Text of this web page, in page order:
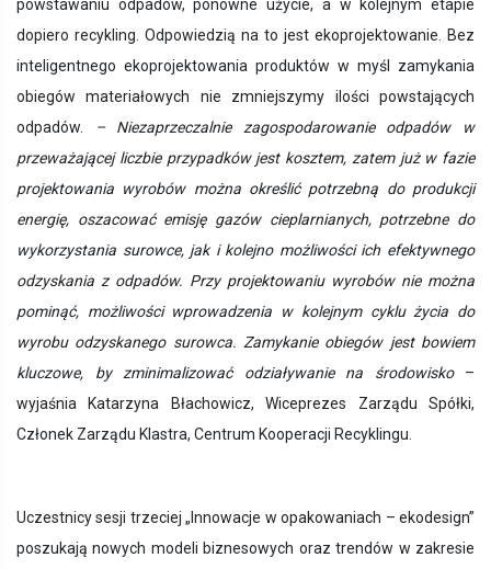
powstawaniu odpadów, ponowne użycie, a w kolejnym etapie
dopiero recykling. Odpowiedzią na to jest ekoprojektowanie. Bez
inteligentnego ekoprojektowania produktów w myśl zamykania
obiegów materiałowych nie zmniejszymy ilości powstających
odpadów.
– Niezaprzeczalnie zagospodarowanie odpadów w
przeważającej liczbie przypadków jest kosztem, zatem już w fazie
projektowania wyrobów można określić potrzebną do produkcji
energię, oszacować emisję gazów cieplarnianych, potrzebne do
wykorzystania surowce, jak i kolejno możliwości ich efektywnego
odzyskania z odpadów. Przy projektowaniu wyrobów nie można
pominąć, możliwości wprowadzenia w kolejnym cyklu życia do
wyrobu odzyskanego surowca. Zamykanie obiegów jest bowiem
kluczowe, by zminimalizować odziaływanie na środowisko–
wyjaśnia Katarzyna Błachowicz, Wiceprezes Zarządu Spółki,
Członek Zarządu Klastra, Centrum Kooperacji Recyklingu.
Uczestnicy sesji trzeciej „Innowacje w opakowaniach – ekodesign”
poszukają nowych modeli biznesowych oraz trendów w zakresie